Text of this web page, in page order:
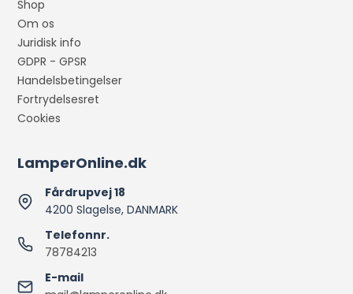
Shop
Om os
Juridisk info
GDPR - GPSR
Handelsbetingelser
Fortrydelsesret
Cookies
LamperOnline.dk
Fårdrupvej 18
4200 Slagelse, DANMARK
Telefonnr.
78784213
E-mail